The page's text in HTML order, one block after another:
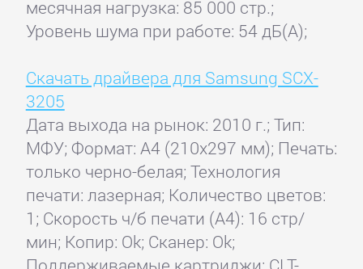
месячная нагрузка: 85 000 стр.;
Уровень шума при работе: 54 дБ(А);
Скачать драйвера для Samsung SCX-
3205
Дата выхода на рынок: 2010 г.; Тип:
МФУ; Формат: A4 (210x297 мм); Печать:
только черно-белая; Технология
печати: лазерная; Количество цветов:
1; Скорость ч/б печати (А4): 16 стр/
мин; Копир: Ok; Сканер: Ok;